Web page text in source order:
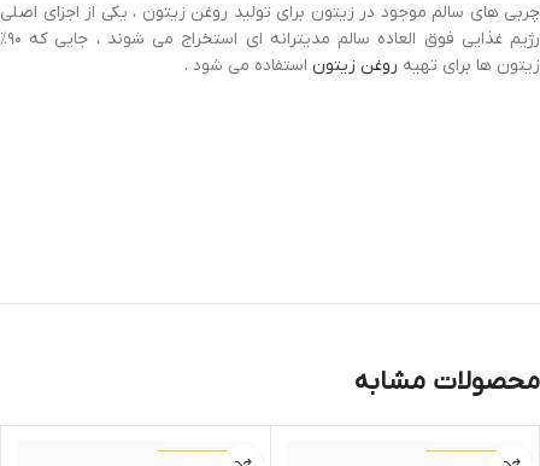
چربی های سالم موجود در زیتون برای تولید روغن زیتون ، یکی از اجزای اصلی
رژیم غذایی فوق العاده سالم مدیترانه ای استخراج می شوند ، جایی که ۹۰٪
زیتون ها برای تهیه روغن زیتون استفاده می شود .
محصولات مشابه